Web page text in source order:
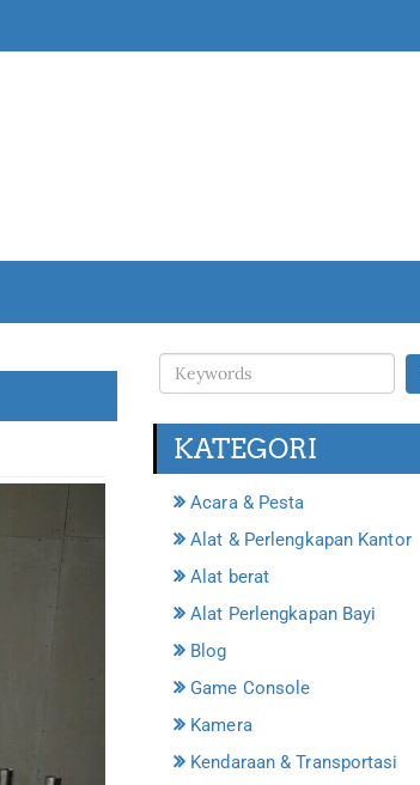
KATEGORI
Acara & Pesta
Alat & Perlengkapan Kantor
Alat berat
Alat Perlengkapan Bayi
Blog
Game Console
Kamera
Kendaraan & Transportasi